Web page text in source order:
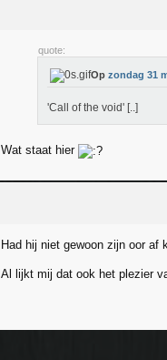
quote:
Op zondag 31
'Call of the void' [..]
Wat staat hier
Had hij niet gewoon zijn oor af
Al lijkt mij dat ook het plezier